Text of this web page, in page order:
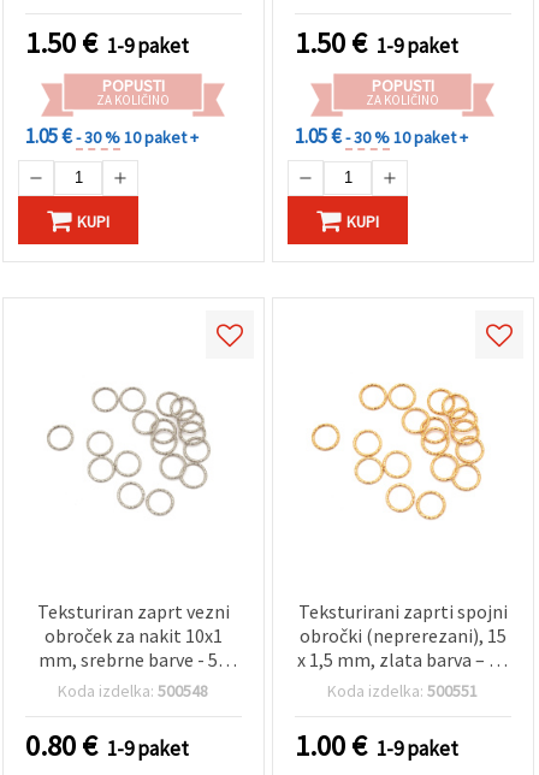
kosov – za zapestnice,
ogrlice, uhane in
dekoracije
1.50€ 1-9 paket
POPUSTI
ZA KOLIČINO
1.05 €- 30 %10 paket +
KUPI
1.50€ 1-9 paket
POPUSTI
ZA KOLIČINO
1.05 €- 30 %10 paket +
KUPI
Teksturiran zaprt vezni
obroček za nakit 10x1
mm, srebrne barve - 50
kosov
Koda izdelka:500548
0.80€ 1-9 paket
Teksturirani zaprti spojni
obročki (neprerezani), 15
x 1,5 mm, zlata barva – 50
kosov za DIY izdelavo
Koda izdelka:500551
1.00€ 1-9 paket